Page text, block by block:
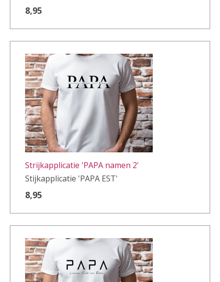
8,95
Strijkapplicatie 'PAPA namen 2'
Stijkapplicatie 'PAPA EST'
8,95